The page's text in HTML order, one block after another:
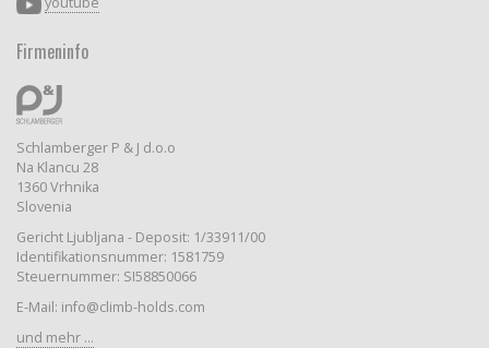
Firmeninfo
Schlamberger P & J d.o.o
Na Klancu 28
1360 Vrhnika
Slovenia
Gericht Ljubljana - Deposit: 1/33911/00
Identifikationsnummer: 1581759
Steuernummer: SI58850066
E-Mail: info@climb-holds.com
und mehr ...